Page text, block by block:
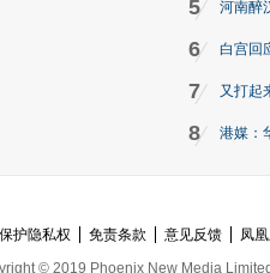
5 河南醉
6 白宫回
7 又打起
8 港媒：
保护隐私权 免责条款 意见反馈 凤
© 2019 Phoenix New Media